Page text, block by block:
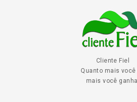
Cliente Fiel
Quanto mais você
mais você